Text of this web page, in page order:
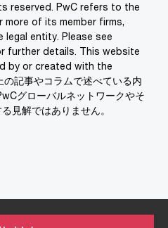
reserved. PwC refers to the
of its member firms,
entity. Please see
further details. This website
by or created with the
記事やコラムで述べている内
グローバルネットワークやそ
見解ではありません。